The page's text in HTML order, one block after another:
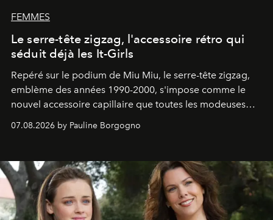
FEMMES
Le serre-tête zigzag, l'accessoire rétro qui
séduit déjà les It-Girls
Repéré sur le podium de Miu Miu, le serre-tête zigzag,
emblème des années 1990-2000, s'impose comme le
nouvel accessoire capillaire que toutes les modeuses
07.08.2026 by Pauline Borgogno